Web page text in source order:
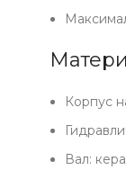
Корпус
Вал: